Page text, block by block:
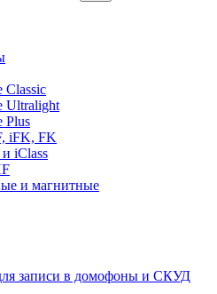
Ultralight
Plus
iFK, FK
iClass
и магнитные
записи в домофоны и СКУД